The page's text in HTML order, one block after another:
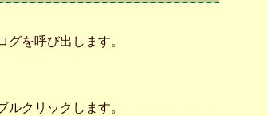
グを呼び出します。
クリックします。